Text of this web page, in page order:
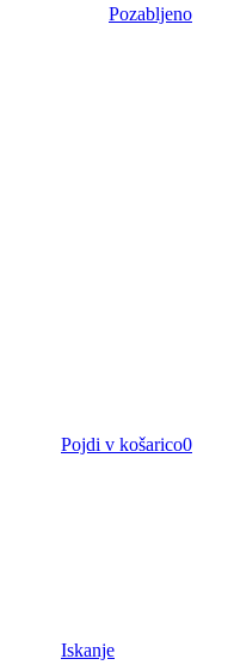
Pozabljeno
Pojdi v košarico0
Iskanje